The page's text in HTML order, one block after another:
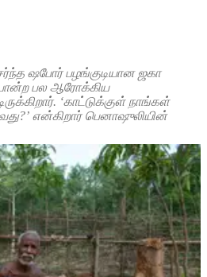
ஷபோர் பழங்குடியான ஜகா
போன்ற பல ஆரோக்கிய
‘காட்டுக்குள் நாங்கள்
என்கிறார் பெனாஷுலியின்